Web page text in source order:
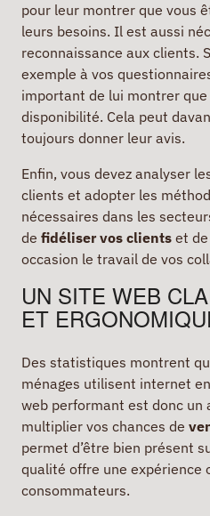
pour leur montrer que vous
leurs besoins. Il est aussi
reconnaissance aux clients.
exemple à vos
important de lui montrer que
disponibilité. Cela peut
toujours donner leur avis.
Enfin, vous devez analyser
clients et adopter les
nécessaires dans les
de fidéliser vos clients et
occasion le travail de vos
UN SITE WEB
ET
Des statistiques montrent
ménages utilisent internet
web performant est donc un
multiplier vos chances de
permet d’être bien présent
qualité offre une expérience
consommateurs.